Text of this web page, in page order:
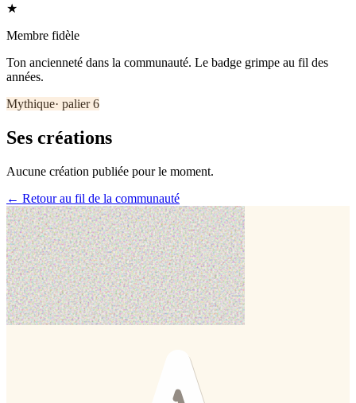
★
Membre fidèle
Ton ancienneté dans la communauté. Le badge grimpe au fil des
années.
Mythique· palier6
Ses créations
Aucune création publiée pour le moment.
← Retour au fil de la communauté